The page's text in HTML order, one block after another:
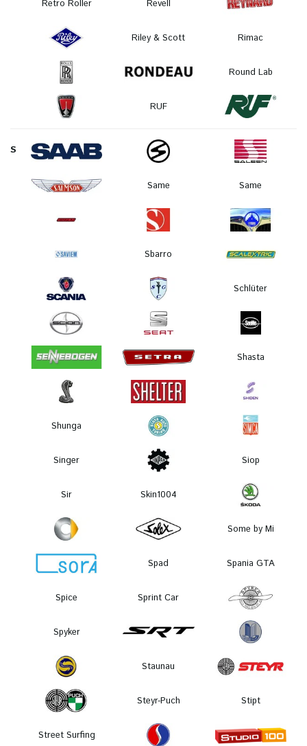
Retro Roller Revell
Riley & Scott Rimac
Round Lab
RUF
S
Same Same
Sbarro
Schlüter
Shasta
Shunga
Singer Siop
Sir Skin1004
Some by Mi
Spad Spania GTA
Spice Sprint Car
Spyker
Staunau
Steyr-Puch Stipt
Street Surfing